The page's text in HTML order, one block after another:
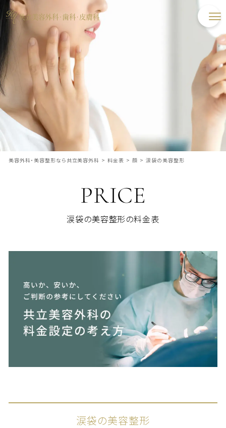
美容外科・美容整形なら共立美容外科 > 料金表 > 顔 > 涙袋の美容整形
PRICE
涙袋の美容整形の料金表
涙袋の美容整形